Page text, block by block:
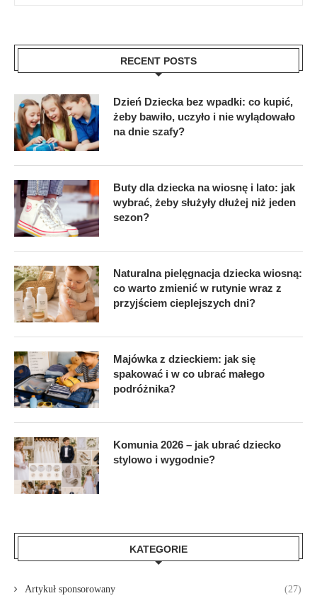
RECENT POSTS
Dzień Dziecka bez wpadki: co kupić,
żeby bawiło, uczyło i nie wylądowało
na dnie szafy?
Buty dla dziecka na wiosnę i lato: jak
wybrać, żeby służyły dłużej niż jeden
sezon?
Naturalna pielęgnacja dziecka wiosną:
co warto zmienić w rutynie wraz z
przyjściem cieplejszych dni?
Majówka z dzieckiem: jak się
spakować i w co ubrać małego
podróżnika?
Komunia 2026 – jak ubrać dziecko
stylowo i wygodnie?
KATEGORIE
Artykuł sponsorowany (27)